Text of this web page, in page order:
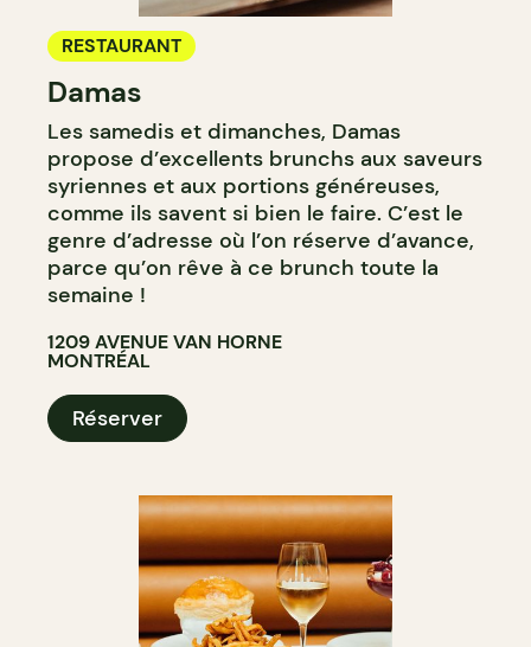
RESTAURANT
Damas
Les samedis et dimanches, Damas
propose d’excellents brunchs aux saveurs
syriennes et aux portions généreuses,
comme ils savent si bien le faire. C’est le
genre d’adresse où l’on réserve d’avance,
parce qu’on rêve à ce brunch toute la
semaine !
1209 AVENUE VAN HORNE
MONTRÉAL
Réserver